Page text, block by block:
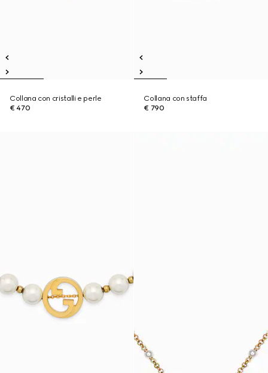
Collana con cristalli e perle
€ 470
Collana con staffa
€ 790